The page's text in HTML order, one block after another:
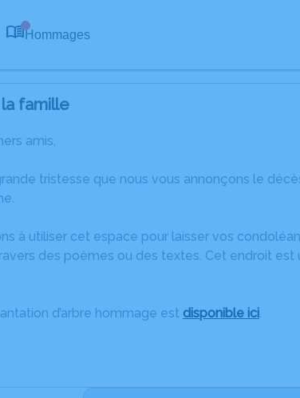
Hommages
famille
amis,
tristesse que nous vous annonçons le
à utiliser cet espace pour laisser vos
des poèmes ou des textes. Cet endroit
d’arbre hommage est disponible ici.